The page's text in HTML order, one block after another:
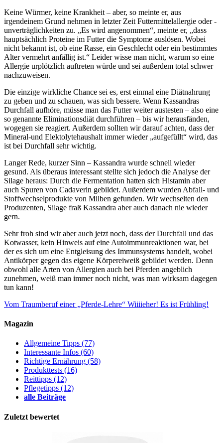
Keine Würmer, keine Krankheit – aber, so meinte er, aus
irgendeinem Grund nehmen in letzter Zeit Futtermittelallergie oder -
unverträglichkeiten zu. „Es wird angenommen“, meinte er, „dass
hauptsächlich Proteine im Futter die Symptome auslösen. Wobei
nicht bekannt ist, ob eine Rasse, ein Geschlecht oder ein bestimmtes
Alter vermehrt anfällig ist.“ Leider wisse man nicht, warum so eine
Allergie urplötzlich auftreten würde und sei außerdem total schwer
nachzuweisen.
Die einzige wirkliche Chance sei es, erst einmal eine Diätnahrung
zu geben und zu schauen, was sich bessere. Wenn Kassandras
Durchfall aufhöre, müsse man das Futter weiter austesten – also eine
so genannte Eliminationsdiät durchführen – bis wir herausfänden,
wogegen sie reagiert. Außerdem sollten wir darauf achten, dass der
Mineral-und Elektolytehaushalt immer wieder „aufgefüllt“ wird, das
ist bei Durchfall sehr wichtig.
Langer Rede, kurzer Sinn – Kassandra wurde schnell wieder
gesund. Als überaus interessant stellte sich jedoch die Analyse der
Silage heraus: Durch die Fermentation hatten sich Histamin aber
auch Spuren von Cadaverin gebildet. Außerdem wurden Abfall- und
Stoffwechselprodukte von Milben gefunden. Wir wechselten den
Produzenten, Silage fraß Kassandra aber auch danach nie wieder
gern.
Sehr froh sind wir aber auch jetzt noch, dass der Durchfall und das
Kotwasser, kein Hinweis auf eine Autoimmunreaktionen war, bei
der es sich um eine Entgleisung des Immunsystems handelt, wobei
Antikörper gegen das eigene Körpereiweiß gebildet werden. Denn
obwohl alle Arten von Allergien auch bei Pferden angeblich
zunehmen, weiß man immer noch nicht, was man wirksam dagegen
tun kann!
Vom Traumberuf einer „Pferde-Lehre“ Wiiiieher! Es ist Frühling!
Magazin
Allgemeine Tipps (77)
Interessante Infos (60)
Richtige Ernährung (58)
Produkttests (16)
Reittipps (12)
Pflegetipps (12)
alle Beiträge
Zuletzt bewertet